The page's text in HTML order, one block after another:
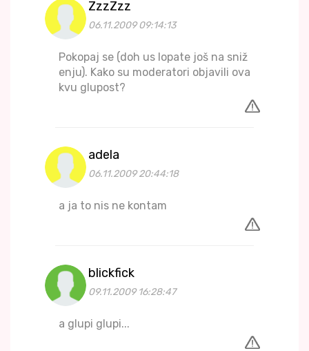
ZzzZzz
06.11.2009 09:14:13
Pokopaj se (doh us lopate još na sniž
enju). Kako su moderatori objavili ova
kvu glupost?
adela
06.11.2009 20:44:18
a ja to nis ne kontam
blickfick
09.11.2009 16:28:47
a glupi glupi...